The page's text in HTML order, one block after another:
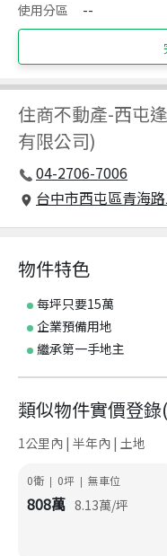
使用分區
--
住商不動產-西屯
有限公司)
04-2706-7006
台中市西屯區青海
物件特色
每坪只要15萬
企業預備用地
繼承第一手地主
類似物件實價登錄(
1公里內 | 半年內 | 土地
0衛 | 0坪 | 無車位
808萬 8.13萬/坪